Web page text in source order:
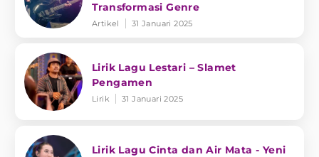
Transformasi Genre
Artikel 31 Januari 2025
Lirik Lagu Lestari – Slamet
Pengamen
Lirik 31 Januari 2025
Lirik Lagu Cinta dan Air Mata - Yeni